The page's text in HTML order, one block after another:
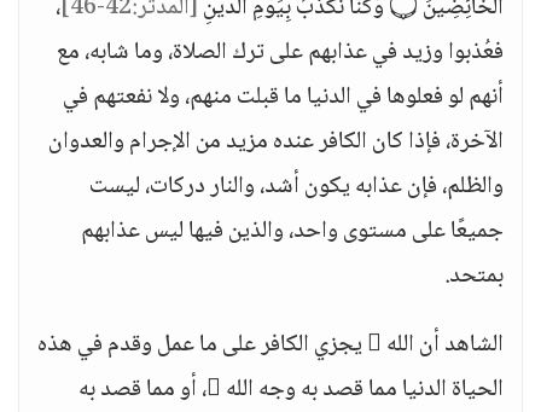
الْخَائِضِينَ ۝ وَكُنَّا نُكَذِّبُ بِيَوْمِ الدِّينِ
[المدثر:42-46]
،
فعُذبوا وزيد في عذابهم على ترك الصلاة، وما شابه، مع
أنهم لو فعلوها في الدنيا ما قبلت منهم، ولا نفعتهم في
الآخرة، فإذا كان الكافر عنده مزيد من الإجرام والعدوان
والظلم، فإن عذابه يكون أشد، والنار دركات، ليست
جميعًا على مستوى واحد، والذين فيها ليس عذابهم
بمتحد.
الشاهد أن الله  يجزي الكافر على ما عمل وقدم في هذه
الحياة الدنيا مما قصد به وجه الله ، أو مما قصد به